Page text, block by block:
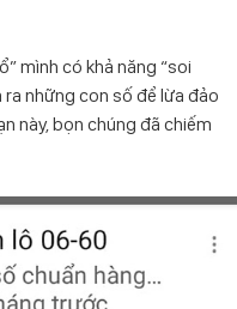
mình có khả năng “soi
ra những con số để lừa đảo
này, bọn chúng đã chiếm